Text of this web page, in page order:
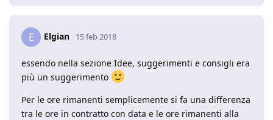
E Elgian 15 feb 2018
essendo nella sezione Idee, suggerimenti e consigli era
più un suggerimento
Per le ore rimanenti semplicemente si fa una differenza
tra le ore in contratto con data e le ore rimanenti alla